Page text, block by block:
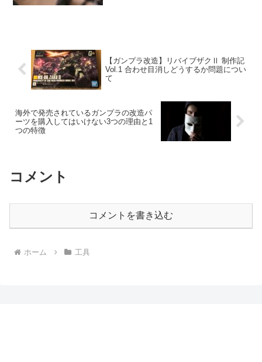
【ガンプラ改造】リバイブザクⅡ 制作記
Vol.1 合わせ目消しどうするか問題につい
て
海外で発売されているガンプラの改造パ
ーツを購入してはいけない3つの理由と1
つの特徴
コメント
コメントを書き込む
ホーム 工具